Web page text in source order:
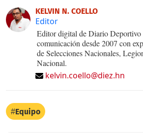
KELVIN N. COELLO
Editor
Editor digital de Diario
comunicación desde 2007 con
de Selecciones Nacionales,
Nacional.
kelvin.coello@diez.hn
Equipo